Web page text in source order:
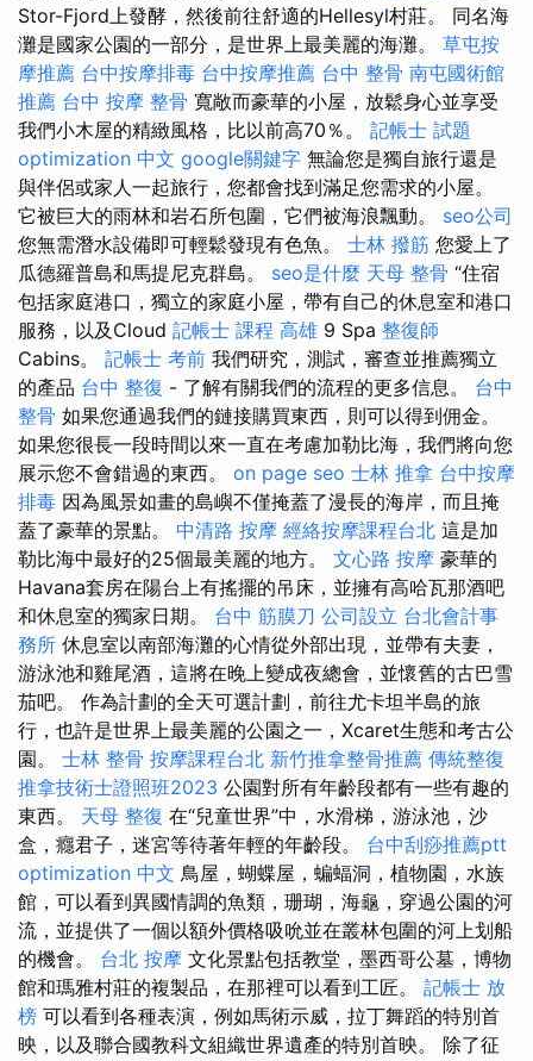
Stor-Fjord上發酵，然後前往舒適的Hellesyl村莊。 同名海
灘是國家公園的一部分，是世界上最美麗的海灘。 草屯按
摩推薦 台中按摩排毒 台中按摩推薦 台中 整骨 南屯國術館
推薦 台中 按摩 整骨 寬敞而豪華的小屋，放鬆身心並享受
我們小木屋的精緻風格，比以前高70％。 記帳士 試題
optimization 中文 google關鍵字 無論您是獨自旅行還是
與伴侶或家人一起旅行，您都會找到滿足您需求的小屋。
它被巨大的雨林和岩石所包圍，它們被海浪飄動。 seo公司
您無需潛水設備即可輕鬆發現有色魚。 士林 撥筋 您愛上了
瓜德羅普島和馬提尼克群島。 seo是什麼 天母 整骨 “住宿
包括家庭港口，獨立的家庭小屋，帶有自己的休息室和港口
服務，以及Cloud 記帳士 課程 高雄 9 Spa 整復師
Cabins。 記帳士 考前 我們研究，測試，審查並推薦獨立
的產品 台中 整復 - 了解有關我們的流程的更多信息。 台中
整骨 如果您通過我們的鏈接購買東西，則可以得到佣金。
如果您很長一段時間以來一直在考慮加勒比海，我們將向您
展示您不會錯過的東西。 on page seo 士林 推拿 台中按摩
排毒 因為風景如畫的島嶼不僅掩蓋了漫長的海岸，而且掩
蓋了豪華的景點。 中清路 按摩 經絡按摩課程台北 這是加
勒比海中最好的25個最美麗的地方。 文心路 按摩 豪華的
Havana套房在陽台上有搖擺的吊床，並擁有高哈瓦那酒吧
和休息室的獨家日期。 台中 筋膜刀 公司設立 台北會計事
務所 休息室以南部海灘的心情從外部出現，並帶有夫妻，
游泳池和雞尾酒，這將在晚上變成夜總會，並懷舊的古巴雪
茄吧。 作為計劃的全天可選計劃，前往尤卡坦半島的旅
行，也許是世界上最美麗的公園之一，Xcaret生態和考古公
園。 士林 整骨 按摩課程台北 新竹推拿整骨推薦 傳統整復
推拿技術士證照班2023 公園對所有年齡段都有一些有趣的
東西。 天母 整復 在“兒童世界”中，水滑梯，游泳池，沙
盒，癮君子，迷宮等待著年輕的年齡段。 台中刮痧推薦ptt
optimization 中文 鳥屋，蝴蝶屋，蝙蝠洞，植物園，水族
館，可以看到異國情調的魚類，珊瑚，海龜，穿過公園的河
流，並提供了一個以額外價格吸吮並在叢林包圍的河上划船
的機會。 台北 按摩 文化景點包括教堂，墨西哥公墓，博物
館和瑪雅村莊的複製品，在那裡可以看到工匠。 記帳士 放
榜 可以看到各種表演，例如馬術示威，拉丁舞蹈的特別首
映，以及聯合國教科文組織世界遺產的特別首映。 除了征